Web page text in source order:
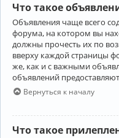
Что такое
Объявления чаще всего
форума, на котором вы
должны прочесть их по
вверху каждой страницы
же, как и с важными
объявлений
Вернуться к началу
Что такое